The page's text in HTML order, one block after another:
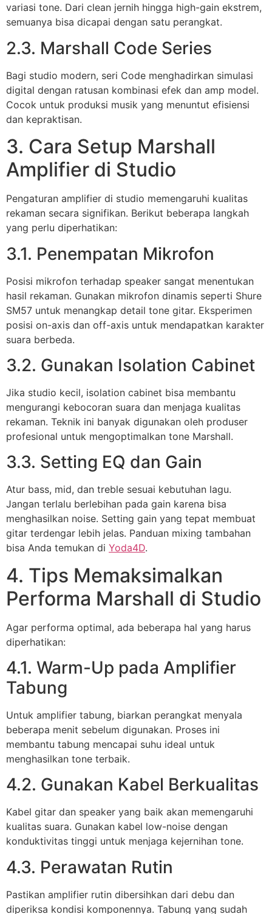
variasi tone. Dari clean jernih hingga high-gain ekstrem,
semuanya bisa dicapai dengan satu perangkat.
2.3. Marshall Code Series
Bagi studio modern, seri Code menghadirkan simulasi
digital dengan ratusan kombinasi efek dan amp model.
Cocok untuk produksi musik yang menuntut efisiensi
dan kepraktisan.
3. Cara Setup Marshall
Amplifier di Studio
Pengaturan amplifier di studio memengaruhi kualitas
rekaman secara signifikan. Berikut beberapa langkah
yang perlu diperhatikan:
3.1. Penempatan Mikrofon
Posisi mikrofon terhadap speaker sangat menentukan
hasil rekaman. Gunakan mikrofon dinamis seperti Shure
SM57 untuk menangkap detail tone gitar. Eksperimen
posisi on-axis dan off-axis untuk mendapatkan karakter
suara berbeda.
3.2. Gunakan Isolation Cabinet
Jika studio kecil, isolation cabinet bisa membantu
mengurangi kebocoran suara dan menjaga kualitas
rekaman. Teknik ini banyak digunakan oleh produser
profesional untuk mengoptimalkan tone Marshall.
3.3. Setting EQ dan Gain
Atur bass, mid, dan treble sesuai kebutuhan lagu.
Jangan terlalu berlebihan pada gain karena bisa
menghasilkan noise. Setting gain yang tepat membuat
gitar terdengar lebih jelas. Panduan mixing tambahan
bisa Anda temukan di Yoda4D.
4. Tips Memaksimalkan
Performa Marshall di Studio
Agar performa optimal, ada beberapa hal yang harus
diperhatikan:
4.1. Warm-Up pada Amplifier
Tabung
Untuk amplifier tabung, biarkan perangkat menyala
beberapa menit sebelum digunakan. Proses ini
membantu tabung mencapai suhu ideal untuk
menghasilkan tone terbaik.
4.2. Gunakan Kabel Berkualitas
Kabel gitar dan speaker yang baik akan memengaruhi
kualitas suara. Gunakan kabel low-noise dengan
konduktivitas tinggi untuk menjaga kejernihan tone.
4.3. Perawatan Rutin
Pastikan amplifier rutin dibersihkan dari debu dan
diperiksa kondisi komponennya. Tabung yang sudah